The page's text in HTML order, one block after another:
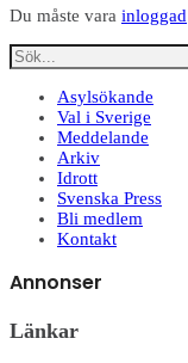
Du måste vara inloggad
Asylsökande
Val i Sverige
Meddelande
Arkiv
Idrott
Svenska Press
Bli medlem
Kontakt
Annonser
Länkar